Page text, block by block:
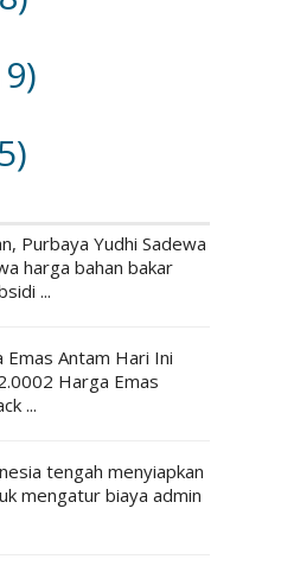
Purbaya Yudhi Sadewa
harga bahan bakar
...
Antam Hari Ini
Harga Emas
...
tengah menyiapkan
mengatur biaya admin